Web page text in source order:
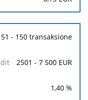
51 - 150 transaksione
2501 - 7 500 EUR
1,40 %